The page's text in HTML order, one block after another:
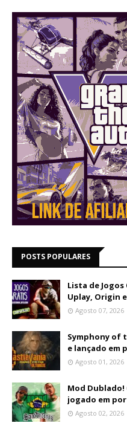
POSTS POPULARES
Lista de Jogos
Uplay, Origin
Agosto 07, 2026
Symphony of
e lançado em
Agosto 01, 2026
Mod Dublado!
jogado em
Agosto 02, 2026